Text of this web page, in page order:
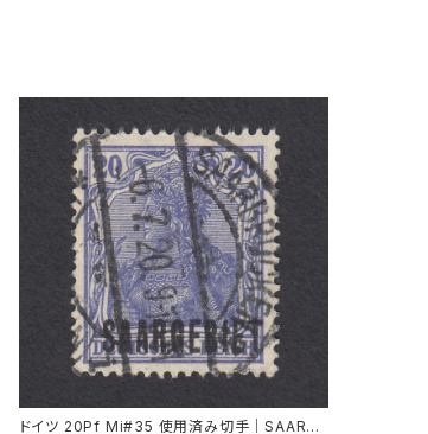
ドイツ 20Pf Mi#35 使用済み切手｜SAARBR